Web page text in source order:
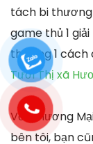
tách bi
game thủ 1
thương 1
Tươi Thị xã
Với Thương
bên tôi, bạn